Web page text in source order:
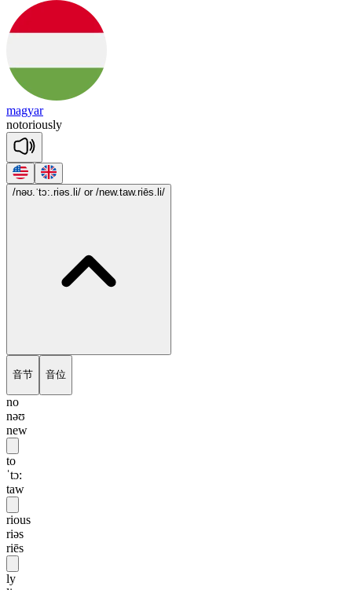
magyar
notoriously
/nəʊ.ˈtɔ:.riəs.li/ or /new.taw.riēs.li/
音节 音位
no
nəʊ
new
to
ˈtɔ:
taw
rious
riəs
riēs
ly